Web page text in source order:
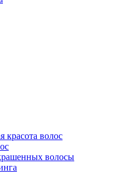
красота волос
волосы